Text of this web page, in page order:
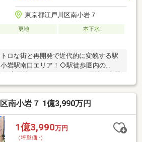
東京都江戸川区南小岩７
更地
本下水
ロな街と再開発で近代的に変貌する駅
岩駅南口エリア！◇駅徒歩圏内の
し♪お好きなハウスメーカーで建てら
現況更地につき余計な費用負担が少
■ライフインフォメーション■ワイズマ
歩6分セブンイレブン南小岩店：徒歩5
7丁目店：徒歩7分FIRSTA小岩：徒歩8
：徒歩10分
南小岩７ 1億3,990万円
1億3,990万円
（坪単価:-）